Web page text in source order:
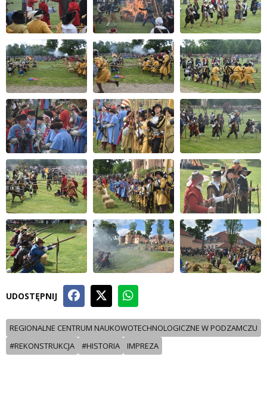
UDOSTĘPNIJ
REGIONALNE CENTRUM NAUKOWOTECHNOLOGICZNE W PODZAMCZU
#REKONSTRUKCJA
#HISTORIA IMPREZA